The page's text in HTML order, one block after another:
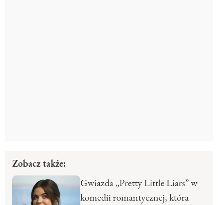
Zobacz także:
Gwiazda „Pretty Little Liars” w
komedii romantycznej, która